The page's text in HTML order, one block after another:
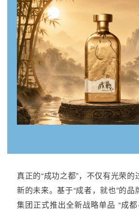
真正的“成功之都”，不仅有光荣
新的未来。基于“成者，就也”的品
集团正式推出全新战略单品 “成都